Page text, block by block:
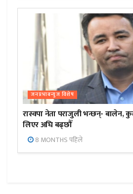
जनप्रभाबन्युज विशेष
रास्वपा नेता पराजुली भन्छन्- बालेन,
लिएर अघि बढ्छौँ
8 MONTHS पहिले